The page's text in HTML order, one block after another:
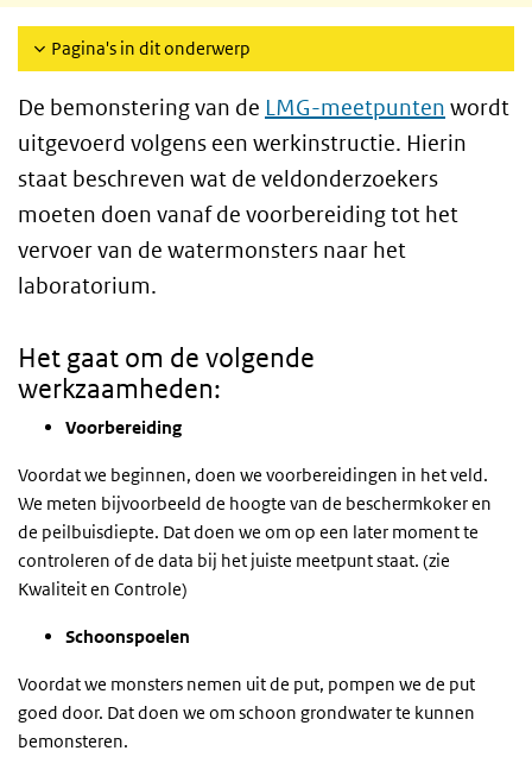
Pagina's in dit onderwerp
De bemonstering van de LMG-meetpunten wordt
uitgevoerd volgens een werkinstructie. Hierin
staat beschreven wat de veldonderzoekers
moeten doen vanaf de voorbereiding tot het
vervoer van de watermonsters naar het
laboratorium.
Het gaat om de volgende
werkzaamheden:
Voorbereiding
Voordat we beginnen, doen we voorbereidingen in het veld.
We meten bijvoorbeeld de hoogte van de beschermkoker en
de peilbuisdiepte. Dat doen we om op een later moment te
controleren of de data bij het juiste meetpunt staat. (zie
Kwaliteit en Controle)
Schoonspoelen
Voordat we monsters nemen uit de put, pompen we de put
goed door. Dat doen we om schoon grondwater te kunnen
bemonsteren.